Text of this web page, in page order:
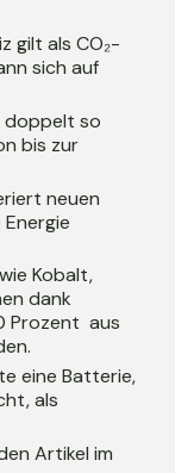
gilt als CO₂-
sich auf
doppelt so
bis zur
neuen
Kobalt,
dank
Prozent aus
eine Batterie,
als
Artikel im